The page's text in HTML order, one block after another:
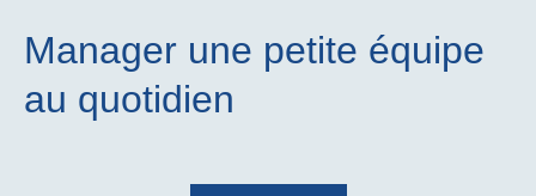
Manager une petite équipe
au quotidien